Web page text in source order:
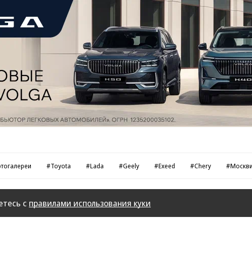
#Toyota #Lada #Geely #Exeed #Chery
с правилами использования куки